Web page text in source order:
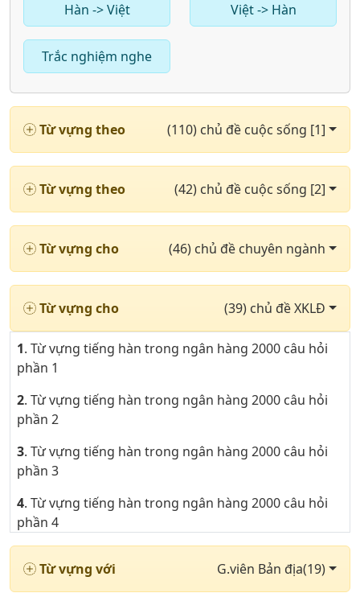
Hàn -> Việt Việt -> Hàn
Trắc nghiệm nghe
Từ vựng theo (110) chủ đề cuộc sống [1]
Từ vựng theo (42) chủ đề cuộc sống [2]
Từ vựng cho (46) chủ đề chuyên ngành
Từ vựng cho (39) chủ đề XKLĐ
1. Từ vựng tiếng hàn trong ngân hàng 2000 câu hỏi
phần 1
2. Từ vựng tiếng hàn trong ngân hàng 2000 câu hỏi
phần 2
3. Từ vựng tiếng hàn trong ngân hàng 2000 câu hỏi
phần 3
4. Từ vựng tiếng hàn trong ngân hàng 2000 câu hỏi
phần 4
phần 5Từ vựng với G.viên Bản địa(19)